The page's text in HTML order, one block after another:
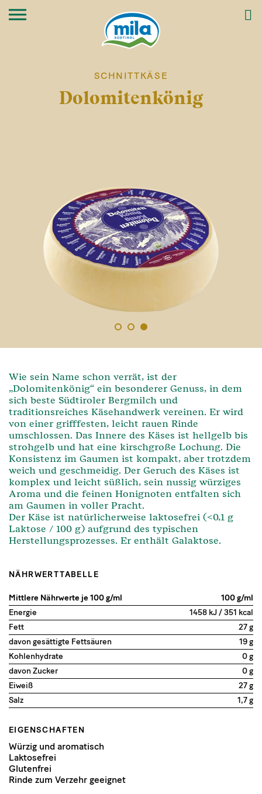
Dolomitenkönig
SCHNITTKÄSE
1 2 3
Wie sein Name schon verrät, ist der
„Dolomitenkönig“ ein besonderer Genuss, in dem
sich beste Südtiroler Bergmilch und
traditionsreiches Käsehandwerk vereinen. Er wird
von einer grifffesten, leicht rauen Rinde
umschlossen. Das Innere des Käses ist hellgelb bis
strohgelb und hat eine kirschgroße Lochung. Die
Konsistenz im Gaumen ist kompakt, aber trotzdem
weich und geschmeidig. Der Geruch des Käses ist
komplex und leicht süßlich, sein nussig würziges
Aroma und die feinen Honignoten entfalten sich
am Gaumen in voller Pracht.
Der Käse ist natürlicherweise laktosefrei (<0,1 g
Laktose / 100 g) aufgrund des typischen
Herstellungsprozesses. Er enthält Galaktose.
NÄHRWERTTABELLE
Mittlere Nährwerte je 100 g/ml
100 g/ml
Energie
1458 kJ / 351 kcal
Fett
27 g
davon gesättigte Fettsäuren
19 g
Kohlenhydrate
0 g
davon Zucker
0 g
Eiweiß
27 g
Salz
1,7 g
EIGENSCHAFTEN
Würzig und aromatisch
Laktosefrei
Glutenfrei
Rinde zum Verzehr geeignet